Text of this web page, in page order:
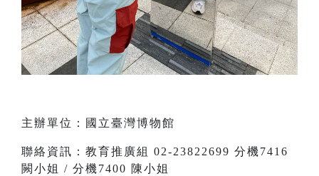
主辦單位：國立臺灣博物館
聯絡資訊：教育推廣組 02-23822699 分機7416
闕小姐 / 分機7400 陳小姐